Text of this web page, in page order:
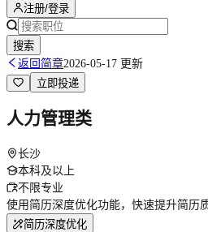
注册/登录
搜索
返回简章2026-05-17 更新
立即投递
人力管理类
长沙
本科及以上
不限专业
使用简历深度优化功能，快速提升简历
简历深度优化